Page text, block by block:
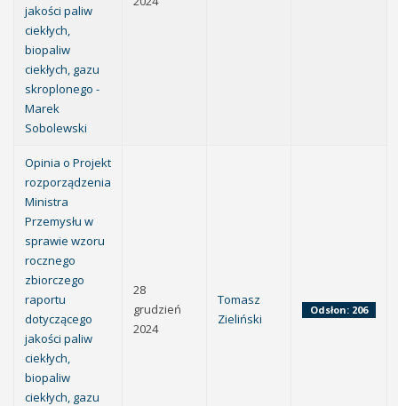
jakości paliw
ciekłych,
biopaliw
ciekłych, gazu
skroplonego -
Marek
Sobolewski
Opinia o Projekt
rozporządzenia
Ministra
Przemysłu w
sprawie wzoru
rocznego
zbiorczego
raportu
dotyczącego
jakości paliw
ciekłych,
biopaliw
ciekłych, gazu
28
grudzień
2024
Tomasz
Zieliński
Odsłon: 206